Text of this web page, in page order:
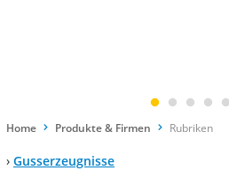
Home Produkte & Firmen Rubriken
› Gusserzeugnisse